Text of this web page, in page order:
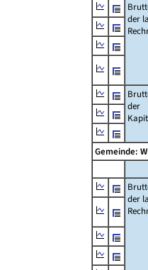
der
der
Gemeinde:
der